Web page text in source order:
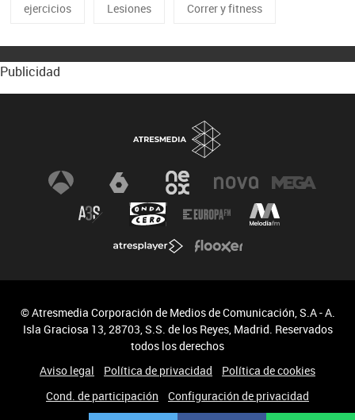
ejercicios Lesiones Correr y fitness
Publicidad
© Atresmedia Corporación de Medios de Comunicación, S.A - A.
Isla Graciosa 13, 28703, S.S. de los Reyes, Madrid. Reservados
todos los derechos
Aviso legal
Política de privacidad
Política de cookies
Cond. de participación
Configuración de privacidad